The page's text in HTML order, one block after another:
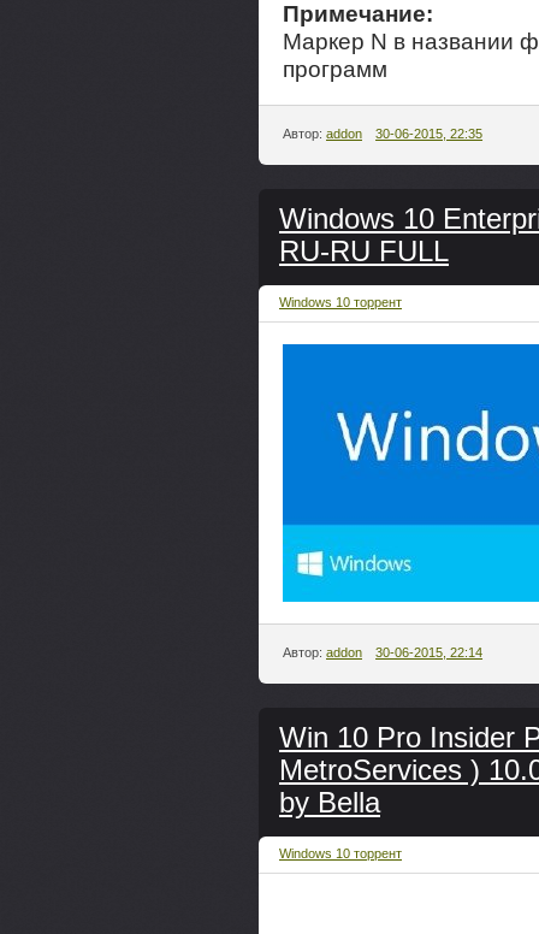
Примечание:
Маркер N в названии
программ
Автор: addon 30-06-2015, 22:35
Windows 10
RU-RU FULL
Windows 10 торрент
Автор: addon 30-06-2015, 22:14
Win 10 Pro Insider
MetroServices )
by Bella
Windows 10 торрент